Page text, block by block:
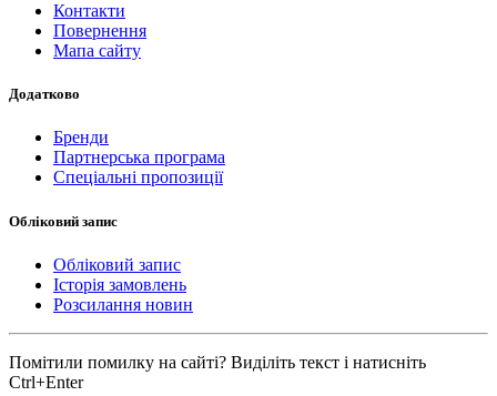
Контакти
Повернення
Мапа сайту
Додатково
Бренди
Партнерська програма
Спеціальні пропозиції
Обліковий запис
Обліковий запис
Історія замовлень
Розсилання новин
Помітили помилку на сайті? Виділіть текст і натисніть
Ctrl+Enter